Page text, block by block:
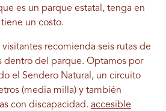
es un parque estatal, tenga en
un costo.
recomienda seis rutas de
dentro del parque. Optamos por
el Sendero Natural, un circuito
(media milla) y también
con discapacidad. accesible